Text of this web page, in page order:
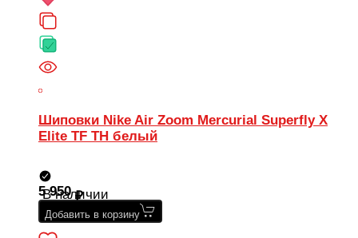
Шиповки Nike Air Zoom Mercurial Superfly X
Elite TF TH белый
В наличии
5 950
Добавить в корзину